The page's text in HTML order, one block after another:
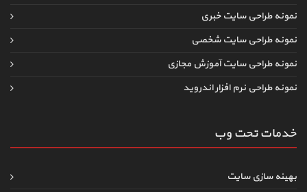
نمونه طراحی سایت خبری
نمونه طراحی سایت شخصی
نمونه طراحی سایت آموزش مجازی
نمونه طراحی نرم افزار اندروید
خدمات تحت وب
بهینه سازی سایت